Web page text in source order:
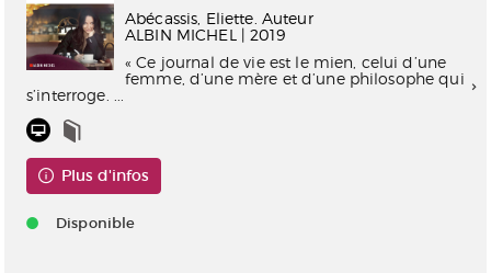
Abécassis, Eliette. Auteur
ALBIN MICHEL | 2019
« Ce journal de vie est le mien, celui d’une
femme, d’une mère et d’une philosophe qui
s’interroge. ...
Plus d'infos
Disponible